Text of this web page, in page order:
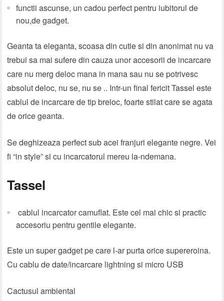
functii ascunse, un cadou perfect pentru iubitorul de
nou,de gadget.
Geanta ta eleganta, scoasa din cutie si din anonimat nu va
trebui sa mai sufere din cauza unor accesorii de incarcare
care nu merg deloc mana in mana sau nu se potrivesc
absolut deloc, nu se, nu se .. Intr-un final fericit Tassel este
cablul de incarcare de tip breloc, foarte stilat care se agata
de orice geanta.
Se deghizeaza perfect sub acei franjuri elegante negre. Vei
fi “in style” si cu incarcatorul mereu la-ndemana.
Tassel
cablul incarcator camuflat. Este cel mai chic si practic
accesoriu pentru gentile elegante.
Este un super gadget pe care l-ar purta orice supereroina.
Cu cablu de date/incarcare lightning si micro USB
Cactusul ambiental